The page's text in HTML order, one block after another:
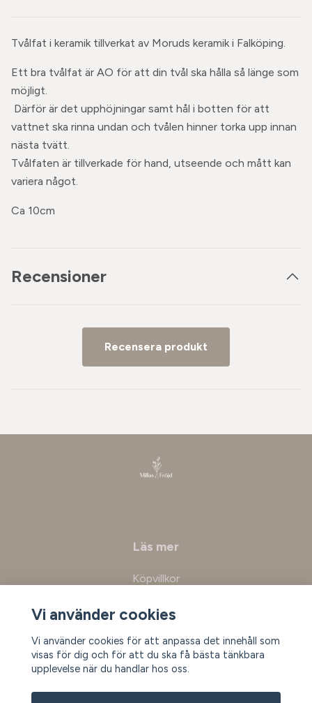
Tvålfat i keramik tillverkat av Moruds keramik i Falköping.
Ett bra tvålfat är AO för att din tvål ska hålla så länge som
möjligt.
Därför är det upphöjningar samt hål i botten för att
vattnet ska rinna undan och tvålen hinner torka upp innan
nästa tvätt.
Tvålfaten är tillverkade för hand, utseende och mått kan
variera något.
Ca 10cm
Recensioner
Recensera produkt
Läs mer
Köpvillkor
Prenumerera på vårt nyhetsbrev
Prenumerera
Vi använder cookies
Vi använder cookies för att anpassa det innehåll som
visas för dig och för att du ska få bästa tänkbara
upplevelse när du handlar hos oss.